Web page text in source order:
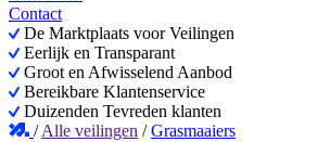
Contact
De Marktplaats voor Veilingen
Eerlijk en Transparant
Groot en Afwisselend Aanbod
Bereikbare Klantenservice
Duizenden Tevreden klanten
/Alle veilingen /Grasmaaiers